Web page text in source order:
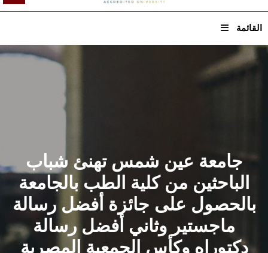
القائمة
الرئيسيـة
الشئون الأكاديمية
البحث العلمي
الرعاية الصحية
جامعة عين شمس تهنئ شباب
الباحثين من كلية الطب بالجامعة
بالحصول على جائزة أفضل رسالة
ماجستير وثاني أفضل رسالة
دكتوراه وكأس الجمعية المصرية